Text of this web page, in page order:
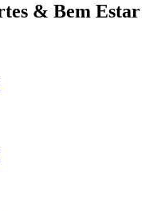
& Bem Estar